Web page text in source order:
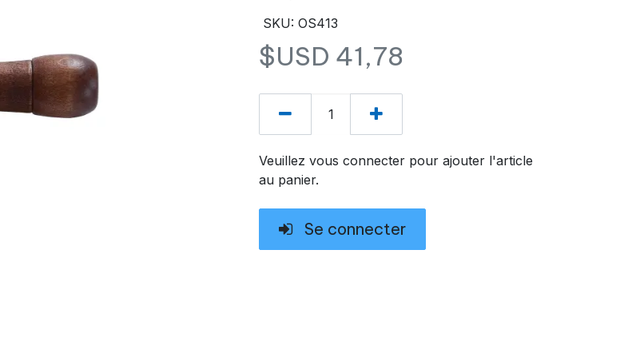
SKU: OS413
$USD 41,78
Veuillez vous connecter pour ajouter l'article
au panier.
Se connecter